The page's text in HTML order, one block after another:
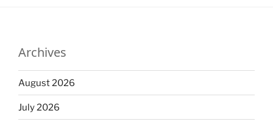
Archives
August 2026
July 2026